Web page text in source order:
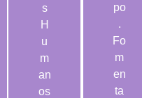
s
H
u
m
an
os
po
.
Fo
m
en
ta